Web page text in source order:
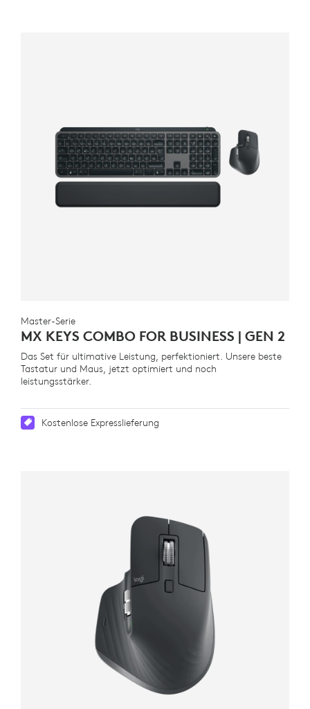
Master-Serie
MX KEYS COMBO FOR BUSINESS | GEN 2
Das Set für ultimative Leistung, perfektioniert. Unsere beste
Tastatur und Maus, jetzt optimiert und noch
leistungsstärker.
Kostenlose Expresslieferung